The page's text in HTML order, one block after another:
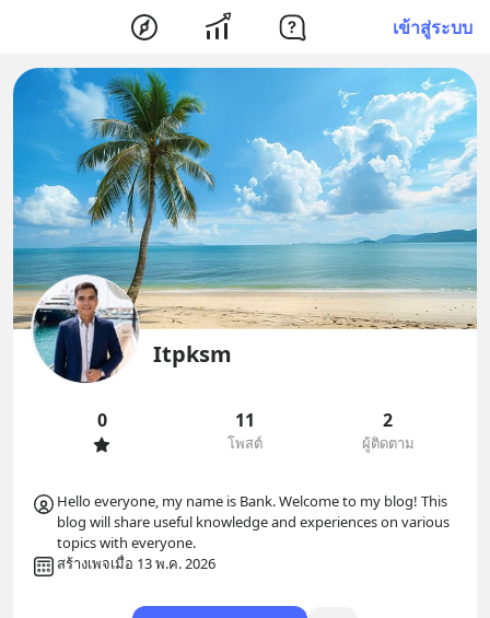
เข้าสู่ระบบ
Itpksm
0 11
โพสต์
2
ผู้ติดตาม
Hello everyone, my name is Bank. Welcome to my blog! This
blog will share useful knowledge and experiences on various
topics with everyone.
สร้างเพจเมื่อ 13 พ.ค. 2026